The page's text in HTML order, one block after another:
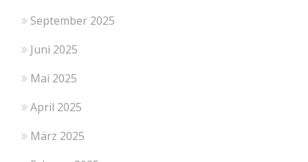
September 2025
Juni 2025
Mai 2025
April 2025
März 2025